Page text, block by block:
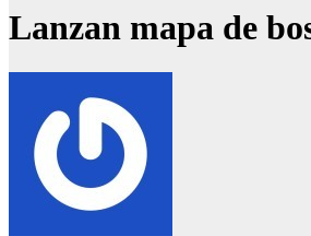
Lanzan mapa de